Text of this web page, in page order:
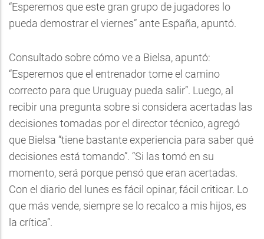
“Esperemos que este gran grupo de jugadores lo
pueda demostrar el viernes” ante España, apuntó.
Consultado sobre cómo ve a Bielsa, apuntó:
“Esperemos que el entrenador tome el camino
correcto para que Uruguay pueda salir”. Luego, al
recibir una pregunta sobre si considera acertadas las
decisiones tomadas por el director técnico, agregó
que Bielsa “tiene bastante experiencia para saber qué
decisiones está tomando”. “Si las tomó en su
momento, será porque pensó que eran acertadas.
Con el diario del lunes es fácil opinar, fácil criticar. Lo
que más vende, siempre se lo recalco a mis hijos, es
la crítica”.